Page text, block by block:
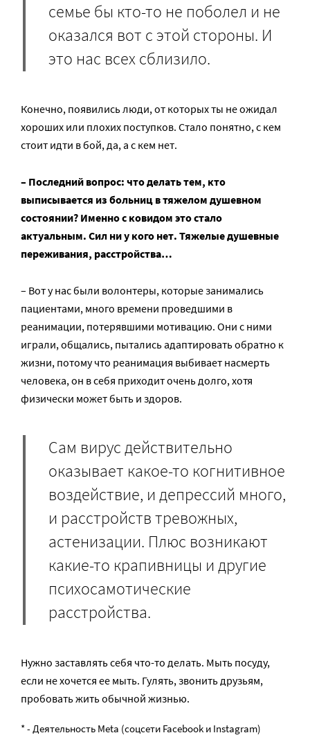
семье бы кто-то не поболел и не
оказался вот с этой стороны. И
это нас всех сблизило.
Конечно, появились люди, от которых ты не ожидал
хороших или плохих поступков. Стало понятно, с кем
стоит идти в бой, да, а с кем нет.
– Последний вопрос: что делать тем, кто
выписывается из больниц в тяжелом душевном
состоянии? Именно с ковидом это стало
актуальным. Сил ни у кого нет. Тяжелые душевные
переживания, расстройства…
– Вот у нас были волонтеры, которые занимались
пациентами, много времени проведшими в
реанимации, потерявшими мотивацию. Они с ними
играли, общались, пытались адаптировать обратно к
жизни, потому что реанимация выбивает насмерть
человека, он в себя приходит очень долго, хотя
физически может быть и здоров.
Сам вирус действительно
оказывает какое-то когнитивное
воздействие, и депрессий много,
и расстройств тревожных,
астенизации. Плюс возникают
какие-то крапивницы и другие
психосамотические
расстройства.
Нужно заставлять себя что-то делать. Мыть посуду,
если не хочется ее мыть. Гулять, звонить друзьям,
пробовать жить обычной жизнью.
* - Деятельность Meta (соцсети Facebook и Instagram)